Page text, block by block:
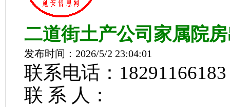
二道街土产公司家属院
发布时间：2026/5/2 23:04:01
联系电话：18291166183
联 系 人：